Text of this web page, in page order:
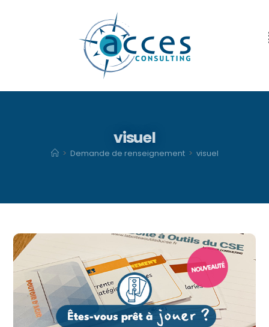
visuel
> Demande de renseignement > visuel